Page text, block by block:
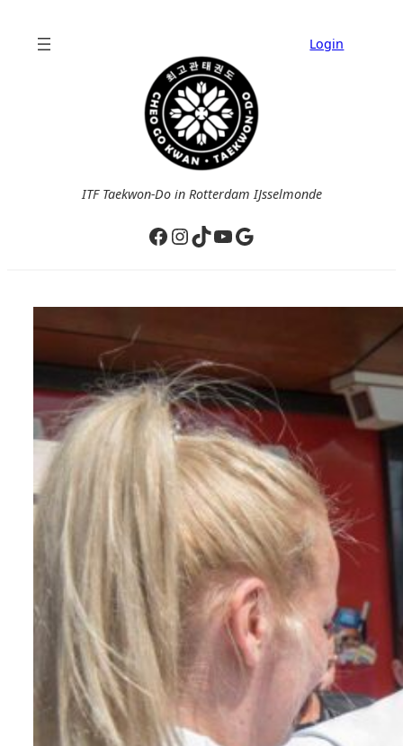
Login
ITF Taekwon-Do in Rotterdam IJsselmonde
Facebook
Instagram
TikTok
YouTube
Google